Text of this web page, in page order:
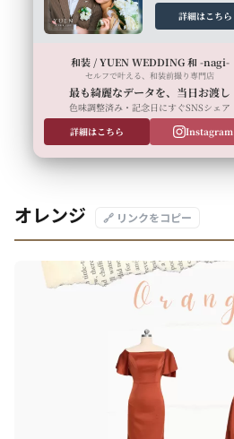
詳細はこちら
和装 / YUEN WEDDING 和 -nagi-
セルフで叶える、和装前撮り専門店
最も綺麗なデータを、当日お渡し
色味調整済み・記念日にすぐSNSシェア
詳細はこちら
Instagram
オレンジ 🔗 リンクをコピー